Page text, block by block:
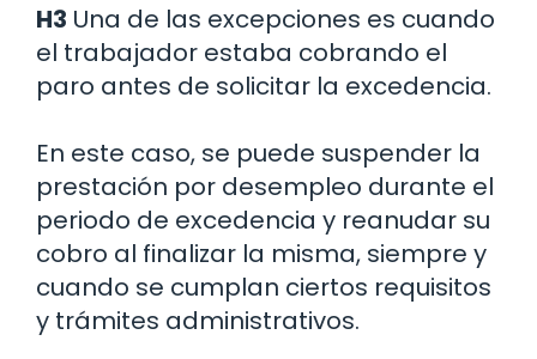
H3 Una de las excepciones es cuando
el trabajador estaba cobrando el
paro antes de solicitar la excedencia.
En este caso, se puede suspender la
prestación por desempleo durante el
periodo de excedencia y reanudar su
cobro al finalizar la misma, siempre y
cuando se cumplan ciertos requisitos
y trámites administrativos.